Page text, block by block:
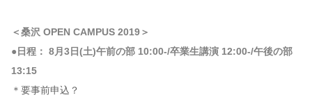
＜桑沢 OPEN CAMPUS 2019＞
●日程： 8月3日(土)午前の部 10:00-/卒業生講演 12:00-/午後の部
13:15
＊要事前申込？